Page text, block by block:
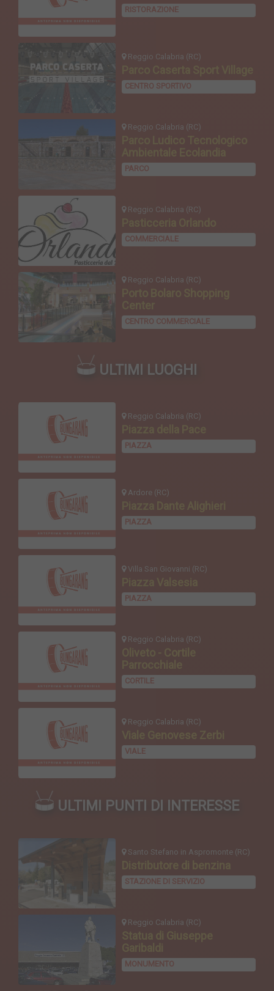
RISTORAZIONE
Reggio Calabria (RC)
CENTRO SPORTIVO
Reggio Calabria (RC)
PARCO
Reggio Calabria (RC)
COMMERCIALE
Reggio Calabria (RC)
CENTRO COMMERCIALE
ULTIMI LUOGHI
Reggio Calabria (RC)
PIAZZA
Ardore (RC)
PIAZZA
Villa San Giovanni (RC)
PIAZZA
Reggio Calabria (RC)
Oliveto - Cortile
Parrocchiale
CORTILE
Reggio Calabria (RC)
Viale Genovese Zerbi
VIALE
ULTIMI PUNTI DI INTERESSE
Santo Stefano in Aspromonte (RC)
Distributore di benzina
STAZIONE DI SERVIZIO
Reggio Calabria (RC)
Statua di Giuseppe
Garibaldi
MONUMENTO